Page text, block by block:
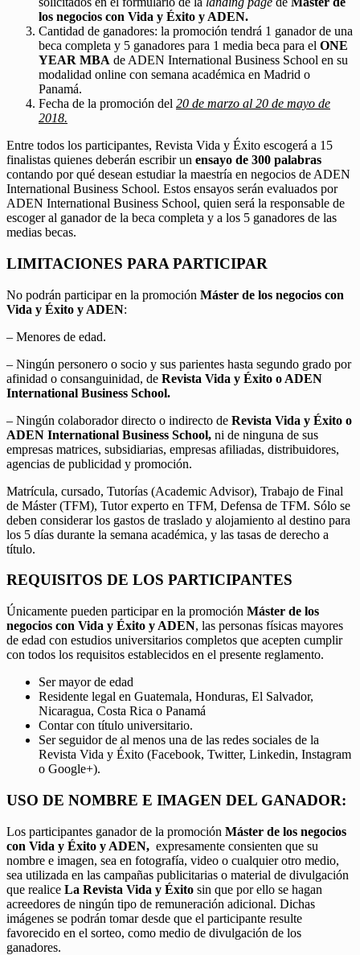
los negocios con Vida y Éxito y ADEN.
Cantidad de ganadores: la promoción tendrá 1 ganador de una
beca completa y 5 ganadores para 1 media beca para el ONE
YEAR MBA de ADEN International Business School en su
modalidad online con semana académica en Madrid o
Panamá.
Fecha de la promoción del 20 de marzo al 20 de mayo de
2018.
Entre todos los participantes, Revista Vida y Éxito escogerá a 15
finalistas quienes deberán escribir un ensayo de 300 palabras
contando por qué desean estudiar la maestría en negocios de ADEN
International Business School. Estos ensayos serán evaluados por
ADEN International Business School, quien será la responsable de
escoger al ganador de la beca completa y a los 5 ganadores de las
medias becas.
LIMITACIONES PARA PARTICIPAR
No podrán participar en la promoción Máster de los negocios con
Vida y Éxito y ADEN:
– Menores de edad.
– Ningún personero o socio y sus parientes hasta segundo grado por
afinidad o consanguinidad, de Revista Vida y Éxito o ADEN
International Business School.
– Ningún colaborador directo o indirecto de Revista Vida y Éxito o
ADEN International Business School, ni de ninguna de sus
empresas matrices, subsidiarias, empresas afiliadas, distribuidores,
agencias de publicidad y promoción.
Matrícula, cursado, Tutorías (Academic Advisor), Trabajo de Final
de Máster (TFM), Tutor experto en TFM, Defensa de TFM. Sólo se
deben considerar los gastos de traslado y alojamiento al destino para
los 5 días durante la semana académica, y las tasas de derecho a
título.
REQUISITOS DE LOS PARTICIPANTES
Únicamente pueden participar en la promoción Máster de los
negocios con Vida y Éxito y ADEN, las personas físicas mayores
de edad con estudios universitarios completos que acepten cumplir
con todos los requisitos establecidos en el presente reglamento.
Ser mayor de edad
Residente legal en Guatemala, Honduras, El Salvador,
Nicaragua, Costa Rica o Panamá
Contar con título universitario.
Ser seguidor de al menos una de las redes sociales de la
Revista Vida y Éxito (Facebook, Twitter, Linkedin, Instagram
o Google+).
USO DE NOMBRE E IMAGEN DEL GANADOR:
Los participantes ganador de la promoción Máster de los negocios
con Vida y Éxito y ADEN, expresamente consienten que su
nombre e imagen, sea en fotografía, video o cualquier otro medio,
sea utilizada en las campañas publicitarias o material de divulgación
que realice La Revista Vida y Éxito sin que por ello se hagan
acreedores de ningún tipo de remuneración adicional. Dichas
imágenes se podrán tomar desde que el participante resulte
favorecido en el sorteo, como medio de divulgación de los
ganadores.